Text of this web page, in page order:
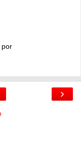
por
›